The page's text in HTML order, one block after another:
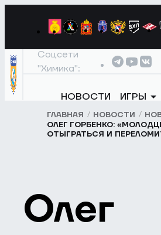
Соцсети
"Химика":
НОВОСТИ ИГРЫ
ГЛАВНАЯ НОВОСТИ
ОЛЕГ ГОРБЕНКО:
ОТЫГРАТЬСЯ И
Олег